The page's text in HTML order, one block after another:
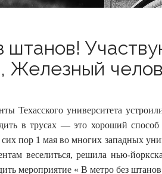
штанов!
Железный
Техасского университета
в трусах — это хороший способ
пор 1 мая во многих западных
веселиться, решила нью-
мероприятие « В метро без